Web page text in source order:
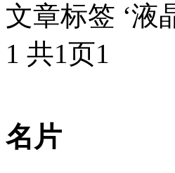
文章标签 ‘液
1 共1页1
名片